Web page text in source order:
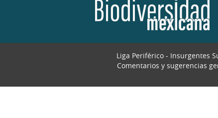
Liga Periférico - Insurgentes
Comentarios y sugerencias